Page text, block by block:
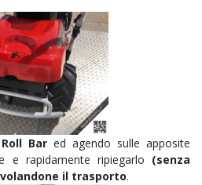
Roll Bar ed agendo sulle apposite
e rapidamente ripiegarlo (senza
il trasporto.